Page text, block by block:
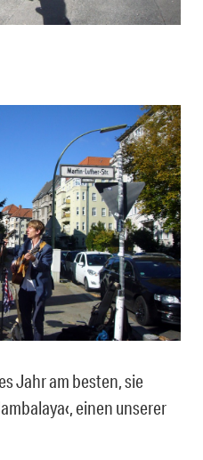
Jahr am besten, sie
einen unserer